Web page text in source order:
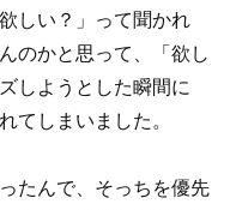
しい？」って聞かれ
のかと思って、「欲し
しようとした瞬間に
てしまいました。
たんで、そっちを優先